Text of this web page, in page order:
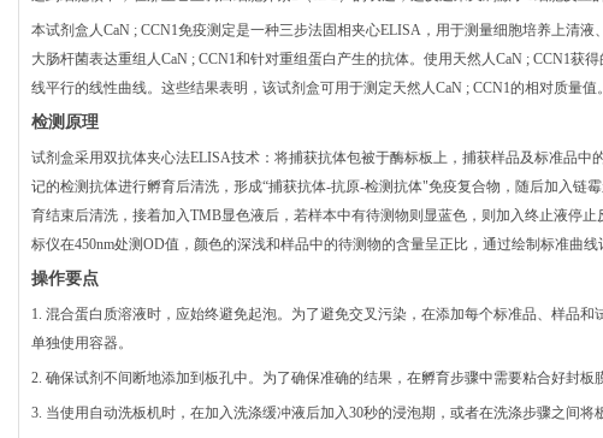
本试剂盒人CaN ; CCN1免疫测定是一种三步法固相夹心ELISA，用于测量细胞培养上清液
大肠杆菌表达重组人CaN ; CCN1和针对重组蛋白产生的抗体。使用天然人CaN ; CCN1获
线平行的线性曲线。这些结果表明，该试剂盒可用于测定天然人CaN ; CCN1的相对质量值。
检测原理
试剂盒采用双抗体夹心法ELISA技术：将捕获抗体包被于酶标板上，捕获样品及标准品中
记的检测抗体进行孵育后清洗，形成“捕获抗体-抗原-检测抗体"免疫复合物，随后加入链
育结束后清洗，接着加入TMB显色液后，若样本中有待测物则显蓝色，则加入终止液停
标仪在450nm处测OD值，颜色的深浅和样品中的待测物的含量呈正比，通过绘制标准曲线
操作要点
1. 混合蛋白质溶液时，应始终避免起泡。为了避免交叉污染，在添加每个标准品、样品
单独使用容器。
2. 确保试剂不间断地添加到板孔中。为了确保准确的结果，在孵育步骤中需要粘合好封板
3. 当使用自动洗板机时，在加入洗涤缓冲液后加入30秒的浸泡期，或者在洗涤步骤之间将